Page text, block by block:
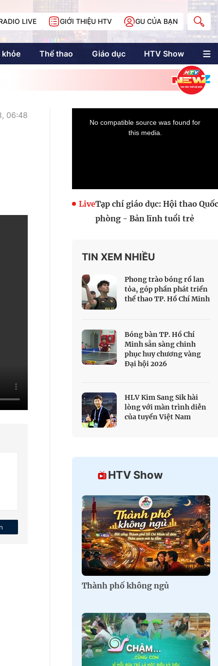
LIVE GIỚI THIỆU HTV GU CỦA BẠN
khỏe Thể thao Giáo dục HTV Show
Multimedia
Multiform
Doanh nhân Sài
Gòn
06:48
LiveTạp chí giáo dục: Hội thao Quốc
phòng - Bản lĩnh tuổi trẻ
TIN XEM NHIỀU
Phong trào bóng rổ lan
tỏa, góp phần phát triển
thể thao TP. Hồ Chí Minh
Bóng bàn TP. Hồ Chí
Minh sẵn sàng chinh
phục huy chương vàng
Đại hội 2026
HLV Kim Sang Sik hài
lòng với màn trình diễn
của tuyển Việt Nam
HTV Show
Thành phố không ngủ